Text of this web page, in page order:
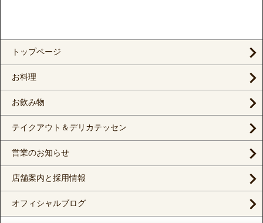
トップページ
お料理
お飲み物
テイクアウト＆デリカテッセン
営業のお知らせ
店舗案内と採用情報
オフィシャルブログ